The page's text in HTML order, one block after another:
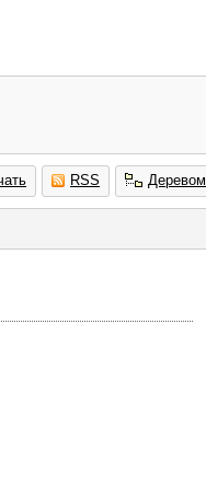
RSS Деревом